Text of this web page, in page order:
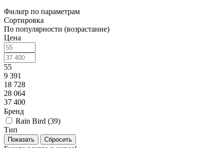
Фильтр по параметрам
Сортировка
По популярности (возрастание)
Цена
55
9 391
18 728
28 064
37 400
Бренд
Rain Bird (39)
Тип
Сбросить